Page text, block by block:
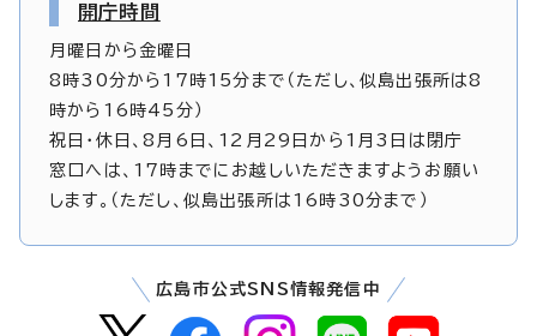
開庁時間
月曜日から金曜日
8時30分から17時15分まで（ただし、似島出張所は8
時から16時45分）
祝日・休日、8月6日、12月29日から1月3日は閉庁
窓口へは、17時までにお越しいただきますようお願い
します。（ただし、似島出張所は16時30分まで）
広島市公式SNS情報発信中